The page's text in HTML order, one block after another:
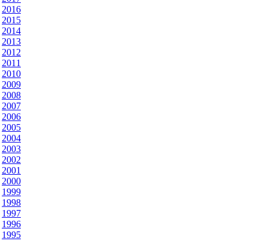
2016
2015
2014
2013
2012
2011
2010
2009
2008
2007
2006
2005
2004
2003
2002
2001
2000
1999
1998
1997
1996
1995